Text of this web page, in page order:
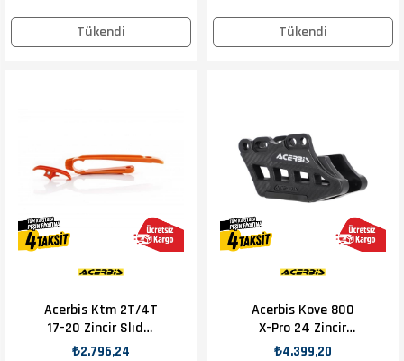
Tükendi Tükendi
Acerbis Ktm 2T/4T
17-20 Zincir Slıder
Turuncu
₺2.796,24
Acerbis Kove 800
X-Pro 24 Zincir
Kılavuzu Siyah
₺4.399,20